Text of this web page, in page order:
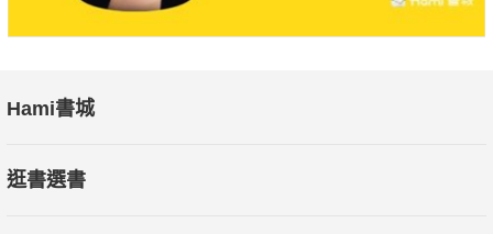
Hami書城
逛書選書